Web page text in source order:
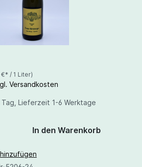
€* / 1 Liter)
Versandkosten
Lieferzeit 1-6 Werktage
In den Warenkorb